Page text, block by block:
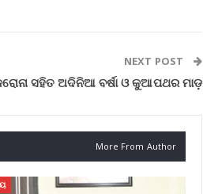
NEXT POST
ସହିତ ଅଦିନିଆ ବର୍ଷା ଓ କୁଆପଥର ମାଡ଼
More From Author